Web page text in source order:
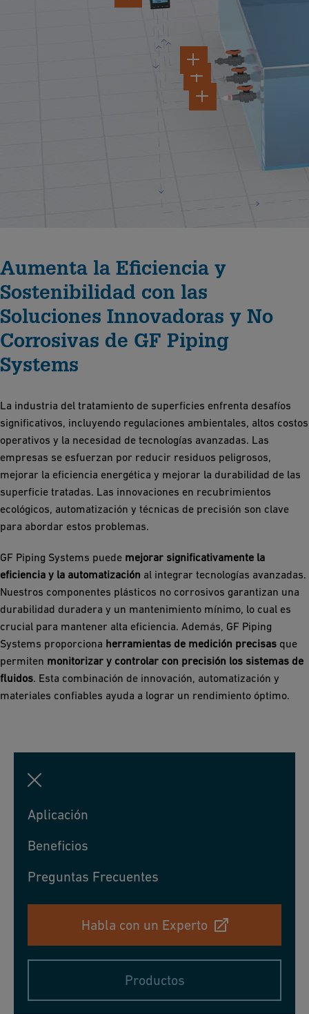
Aumenta la Eficiencia y
Sostenibilidad con las
Soluciones Innovadoras y No
Corrosivas de GF Piping
Systems
La industria del tratamiento de superficies enfrenta desafíos
significativos, incluyendo regulaciones ambientales, altos costos
operativos y la necesidad de tecnologías avanzadas. Las
empresas se esfuerzan por reducir residuos peligrosos,
mejorar la eficiencia energética y mejorar la durabilidad de las
superficie tratadas. Las innovaciones en recubrimientos
ecológicos, automatización y técnicas de precisión son clave
para abordar estos problemas.
GF Piping Systems puede mejorar significativamente la
eficiencia y la automatización al integrar tecnologías avanzadas.
Nuestros componentes plásticos no corrosivos garantizan una
durabilidad duradera y un mantenimiento mínimo, lo cual es
crucial para mantener alta eficiencia. Además, GF Piping
Systems proporciona herramientas de medición precisas que
permiten monitorizar y controlar con precisión los sistemas de
fluidos. Esta combinación de innovación, automatización y
materiales confiables ayuda a lograr un rendimiento óptimo.
Aplicación
Beneficios
Preguntas Frecuentes
Habla con un Experto
Productos